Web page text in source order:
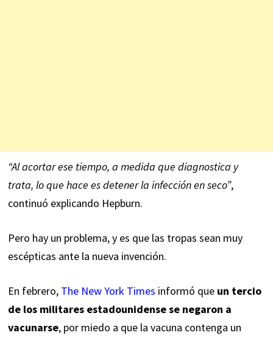
“Al acortar ese tiempo, a medida que diagnostica y
trata, lo que hace es detener la infección en seco”,
continuó explicando Hepburn.
Pero hay un problema, y es que las tropas sean muy
escépticas ante la nueva invención.
En febrero, The New York Times informó que un tercio
de los militares estadounidense se negaron a
vacunarse, por miedo a que la vacuna contenga un